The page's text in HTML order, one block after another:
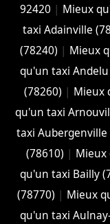
92420 | Mieux
taxi Adainville
(78240) | Mieux
qu'un taxi Andelu
(78260) | Mieux
qu'un taxi
taxi Aubergenville
(78610) | Mieux
qu'un taxi Bailly
(78770) | Mieux
qu'un taxi